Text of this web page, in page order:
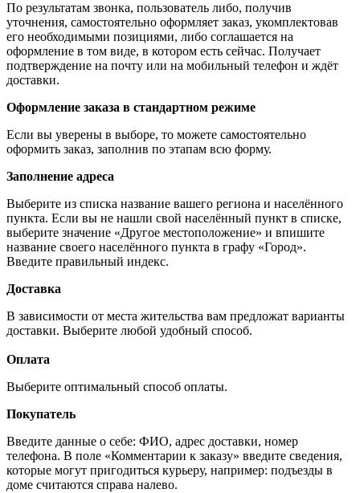
По результатам звонка, пользователь либо, получив
уточнения, самостоятельно оформляет заказ, укомплектовав
его необходимыми позициями, либо соглашается на
оформление в том виде, в котором есть сейчас. Получает
подтверждение на почту или на мобильный телефон и ждёт
доставки.
Оформление заказа в стандартном режиме
Если вы уверены в выборе, то можете самостоятельно
оформить заказ, заполнив по этапам всю форму.
Заполнение адреса
Выберите из списка название вашего региона и населённого
пункта. Если вы не нашли свой населённый пункт в списке,
выберите значение «Другое местоположение» и впишите
название своего населённого пункта в графу «Город».
Введите правильный индекс.
Доставка
В зависимости от места жительства вам предложат варианты
доставки. Выберите любой удобный способ.
Оплата
Выберите оптимальный способ оплаты.
Покупатель
Введите данные о себе: ФИО, адрес доставки, номер
телефона. В поле «Комментарии к заказу» введите сведения,
которые могут пригодиться курьеру, например: подъезды в
доме считаются справа налево.